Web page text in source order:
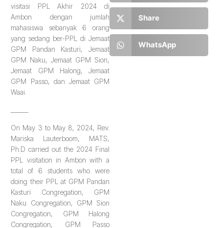
visitasi PPL Akhir 2024 di
Ambon dengan jumlah
mahasiswa sebanyak 6 orang
yang sedang ber-PPL di Jemaat
GPM Pandan Kasturi, Jemaat
GPM Naku, Jemaat GPM Sion,
Jemaat GPM Halong, Jemaat
GPM Passo, dan Jemaat GPM
Waai.
On May 3 to May 8, 2024, Rev.
Mariska Lauterboom, MATS,
Ph.D carried out the 2024 Final
PPL visitation in Ambon with a
total of 6 students who were
doing their PPL at GPM Pandan
Kasturi Congregation, GPM
Naku Congregation, GPM Sion
Congregation, GPM Halong
Congregation, GPM Passo
Share
WhatsApp